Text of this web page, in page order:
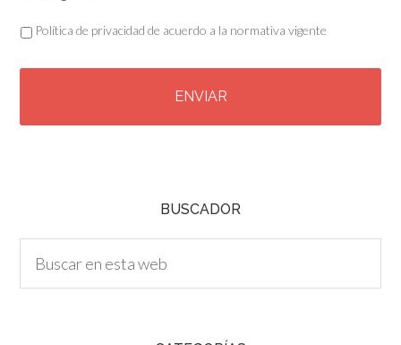
Política de privacidad de acuerdo a la normativa vigente
BUSCADOR